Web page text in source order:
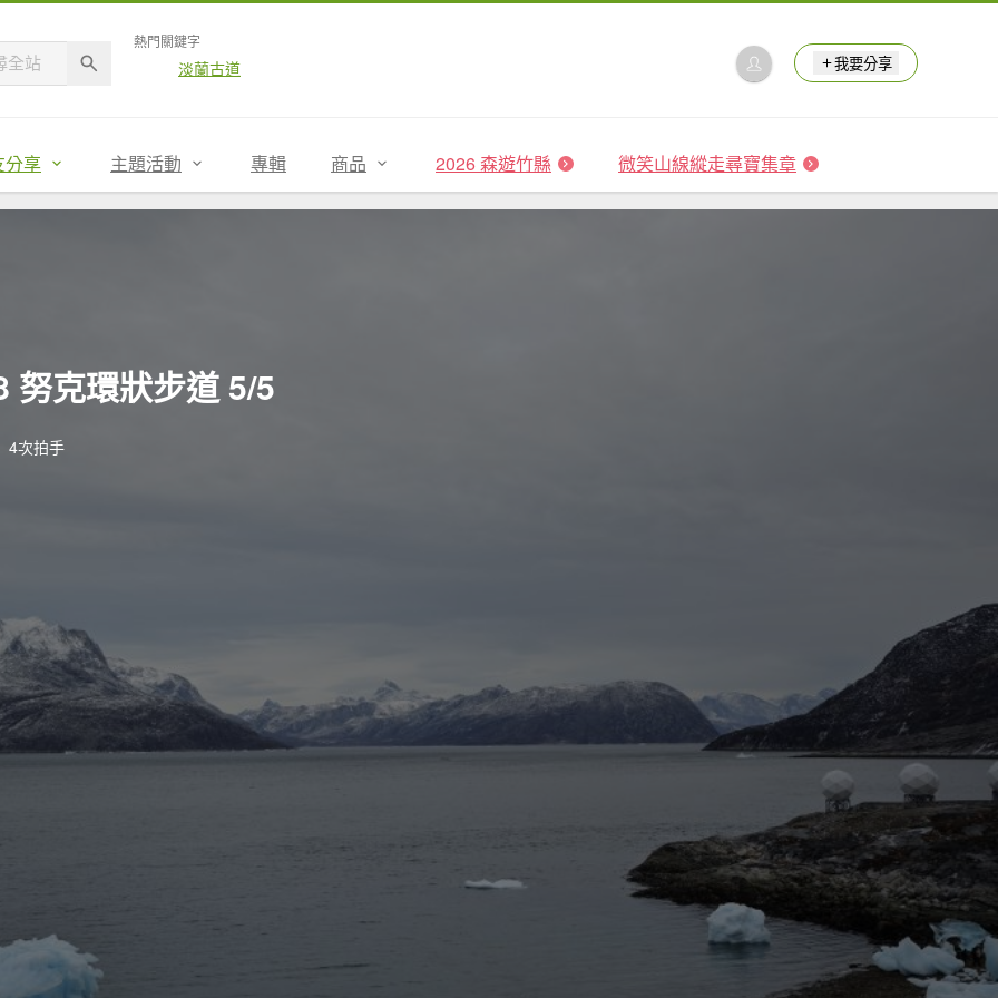
熱門關鍵字
淡蘭古道 我要分享
分享 主題活動 專輯 商品 2026 森遊竹縣 微笑山線縱走尋寶集章
努克環狀步道 5/5
4次拍手